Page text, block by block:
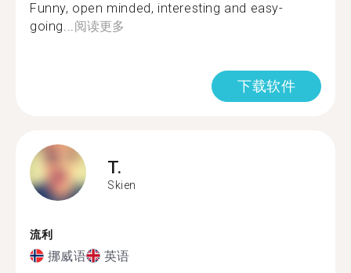
Funny, open minded, interesting and easy-
going...阅读更多
下载软件
T.
Skien
流利
挪威语 英语